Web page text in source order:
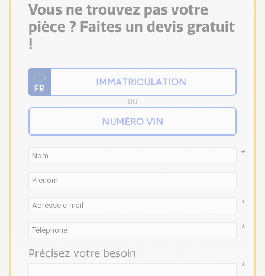
Vous ne trouvez pas votre
pièce ? Faites un devis gratuit
!
OU
*
*
*
Précisez votre besoin
*